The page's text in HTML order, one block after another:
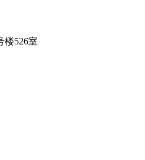
楼526室